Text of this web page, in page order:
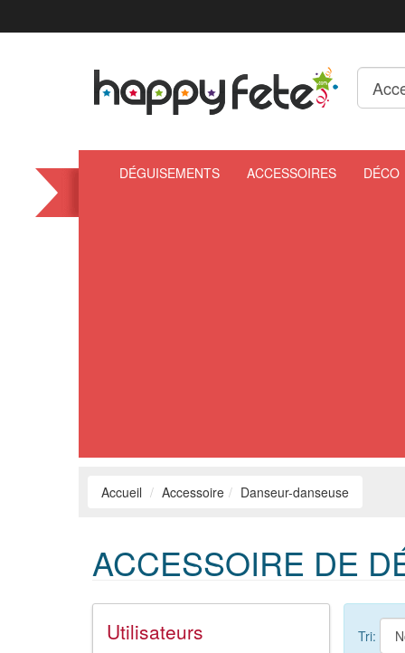
DÉGUISEMENTS ACCESSOIRES DÉCO
Accueil Accessoire Danseur-danseuse
ACCESSOIRE DE
Utilisateurs Tri: